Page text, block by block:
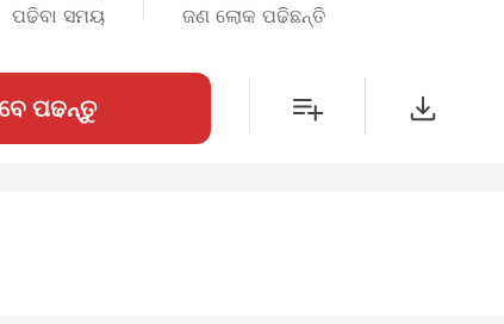
ପଢିବା ସମୟ ଜଣ ଲୋକ ପଢିଛନ୍ତି
ପଢନ୍ତୁ